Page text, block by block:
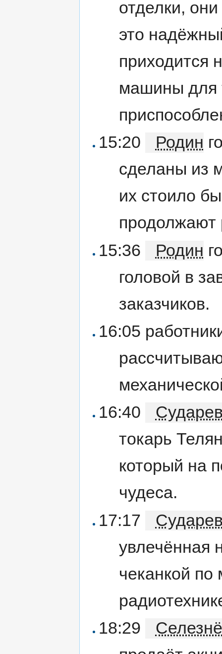
отделки,
это
приходится
машины для
15:20
Родин
сделаны из
их стоило
продолжают
15:36
Родин
головой в
заказчиков.
16:05
16:40
токарь
который на
чудеса.
17:17
увлечённая
чеканкой по
18:29